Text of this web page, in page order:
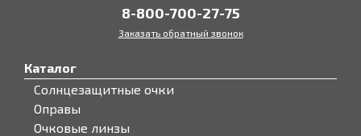
8-800-700-27-75
Заказать обратный звонок
Каталог
Солнцезащитные очки
Оправы
Очковые линзы